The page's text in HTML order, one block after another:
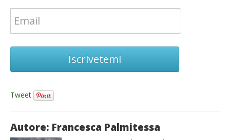
Iscrivetemi
Tweet
Autore: Francesca Palmitessa